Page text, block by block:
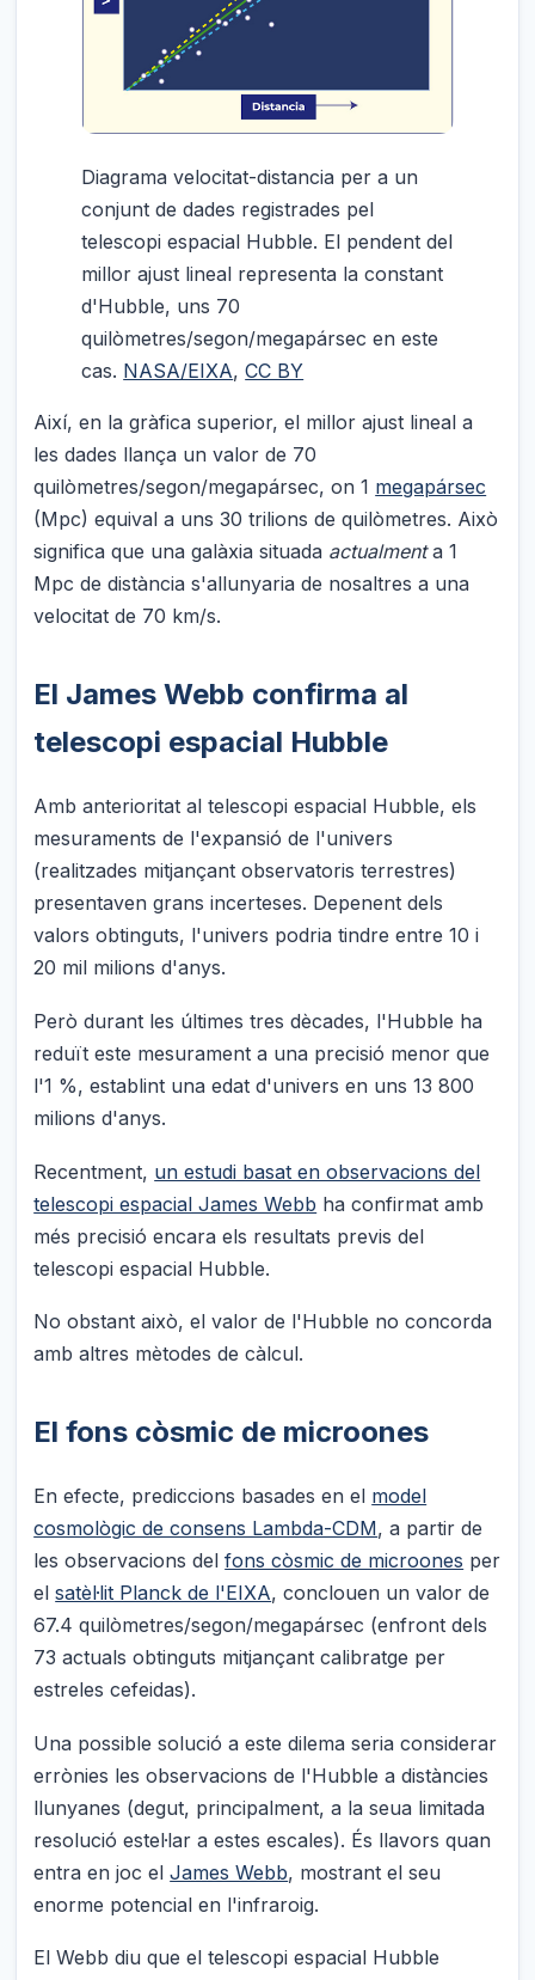
Diagrama velocitat-distancia per a un
conjunt de dades registrades pel
telescopi espacial Hubble. El pendent del
millor ajust lineal representa la constant
d'Hubble, uns 70
quilòmetres/segon/megapársec en este
cas. NASA/EIXA,CC BY
Així, en la gràfica superior, el millor ajust lineal a
les dades llança un valor de 70
quilòmetres/segon/megapársec, on 1 megapársec
(Mpc) equival a uns 30 trilions de quilòmetres. Això
significa que una galàxia situada actualmenta 1
Mpc de distància s'allunyaria de nosaltres a una
velocitat de 70 km/s.
El James Webb confirma al
telescopi espacial Hubble
Amb anterioritat al telescopi espacial Hubble, els
mesuraments de l'expansió de l'univers
(realitzades mitjançant observatoris terrestres)
presentaven grans incerteses. Depenent dels
valors obtinguts, l'univers podria tindre entre 10 i
20 mil milions d'anys.
Però durant les últimes tres dècades, l'Hubble ha
reduït este mesurament a una precisió menor que
l'1 %, establint una edat d'univers en uns 13 800
milions d'anys.
Recentment, un estudi basat en observacions del
telescopi espacial James Webb ha confirmat amb
més precisió encara els resultats previs del
telescopi espacial Hubble.
No obstant això, el valor de l'Hubble no concorda
amb altres mètodes de càlcul.
El fons còsmic de microones
En efecte, prediccions basades en el model
cosmològic de consens Lambda-CDM, a partir de
les observacions delfons còsmic de microones per
elsatèl·lit Planck de l'EIXA, conclouen un valor de
67.4 quilòmetres/segon/megapársec (enfront dels
73 actuals obtinguts mitjançant calibratge per
estreles cefeidas).
Una possible solució a este dilema seria considerar
errònies les observacions de l'Hubble a distàncies
llunyanes (degut, principalment, a la seua limitada
resolució estel·lar a estes escales). És llavors quan
entra en joc elJames Webb, mostrant el seu
enorme potencial en l'infraroig.
El Webb diu que el telescopi espacial Hubble